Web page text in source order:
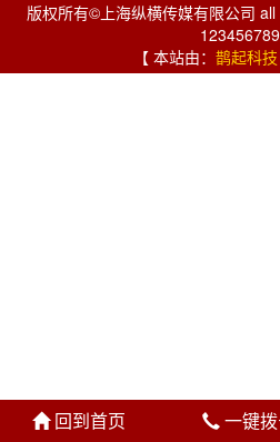
版权所有©上海纵横传媒有限公司
【 本站由： 鹊起科技
回到首页 一键